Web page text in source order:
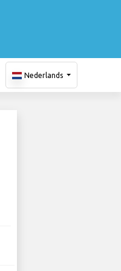
Nederlands